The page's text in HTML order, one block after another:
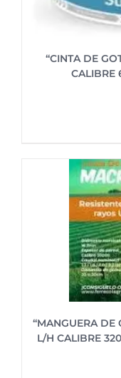
“CINTA DE
CALIBRE
“MANGUERA DE
L/H CALIBRE